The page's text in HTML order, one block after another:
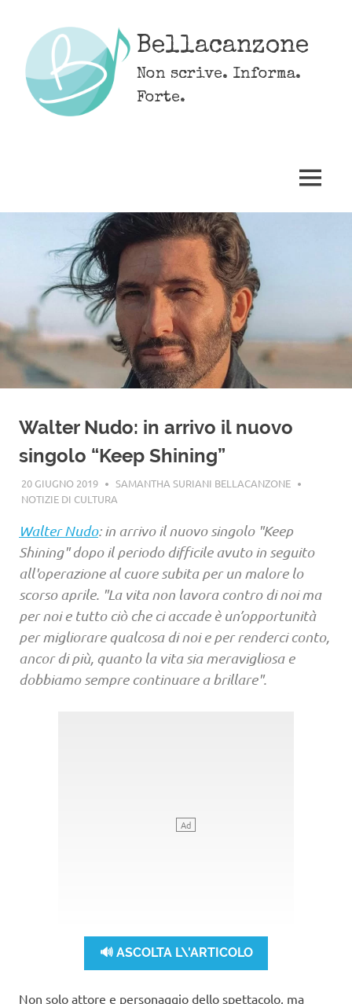
content
Bellacanzone
Non scrive. Informa.
Forte.
MENU
Walter Nudo: in arrivo il nuovo
singolo “Keep Shining”
20 GIUGNO 2019
SAMANTHA SURIANI BELLACANZONE
NOTIZIE DI CULTURA
Walter Nudo: in arrivo il nuovo singolo "Keep
Shining" dopo il periodo difficile avuto in seguito
all'operazione al cuore subita per un malore lo
scorso aprile. "La vita non lavora contro di noi ma
per noi e tutto ciò che ci accade è un’opportunità
per migliorare qualcosa di noi e per renderci conto,
ancor di più, quanto la vita sia meravigliosa e
dobbiamo sempre continuare a brillare".
🔊 ASCOLTA L\'ARTICOLO
Non solo attore e personaggio dello spettacolo, ma